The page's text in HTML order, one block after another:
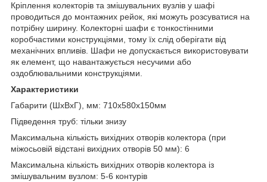
Кріплення колекторів та змішувальних вузлів у шафі
проводиться до монтажних рейок, які можуть розсуватися на
потрібну ширину. Колекторні шафи є тонкостінними
коробчастими конструкціями, тому їх слід оберігати від
механічних впливів. Шафи не допускається використовувати
як елемент, що навантажується несучими або
оздоблювальними конструкціями.
Характеристики
Габарити (ШхВхГ), мм: 710х580х150мм
Підведення труб: тільки знизу
Максимальна кількість вихідних отворів колектора (при
міжосьовій відстані вихідних отворів 50 мм): 6
Максимальна кількість вихідних отворів колектора із
змішувальним вузлом: 5-6 контурів